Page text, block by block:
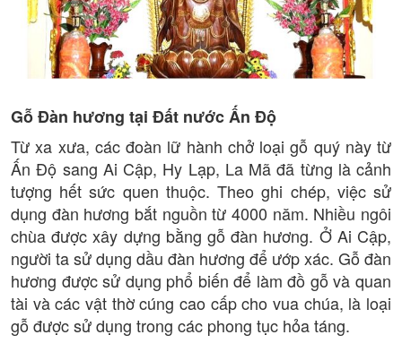
Gỗ Đàn hương tại Đất nước Ấn Độ
Từ xa xưa, các đoàn lữ hành chở loại gỗ quý này từ
Ấn Độ sang Ai Cập, Hy Lạp, La Mã đã từng là cảnh
tượng hết sức quen thuộc. Theo ghi chép, việc sử
dụng đàn hương bắt nguồn từ 4000 năm. Nhiều ngôi
chùa được xây dựng bằng gỗ đàn hương. Ở Ai Cập,
người ta sử dụng dầu đàn hương để ướp xác. Gỗ đàn
hương được sử dụng phổ biến để làm đồ gỗ và quan
tài và các vật thờ cúng cao cấp cho vua chúa, là loại
gỗ được sử dụng trong các phong tục hỏa táng.